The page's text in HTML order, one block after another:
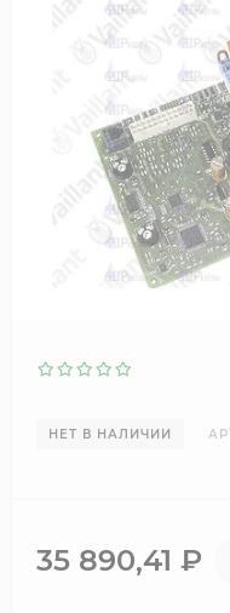
НЕТ В НАЛИЧИИ
35 890,41 ₽